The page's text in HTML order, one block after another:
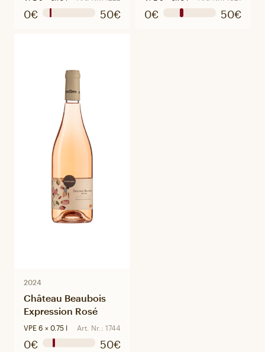
0€ 50€ 0€ 50€
2024
Château Beaubois
Expression Rosé
VPE 6 × 0.75 l
Art. Nr.: 1744
0€ 50€